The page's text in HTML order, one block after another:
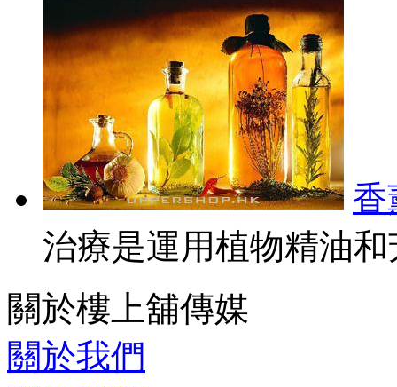
香
治療是運用植物精油
關於樓上舖傳媒
關於我們